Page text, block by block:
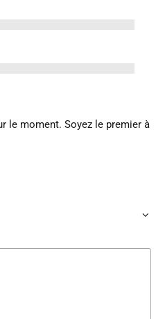
le moment. Soyez le premier à